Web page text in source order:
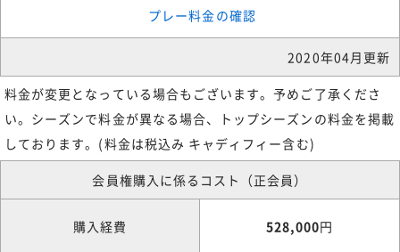
プレー料金の確認
2020年04月更新
料金が変更となっている場合もございます。予めご了承くださ
い。シーズンで料金が異なる場合、トップシーズンの料金を掲載
しております。(料金は税込み キャディフィー含む)
会員権購入に係るコスト（正会員）
購入経費 528,000円